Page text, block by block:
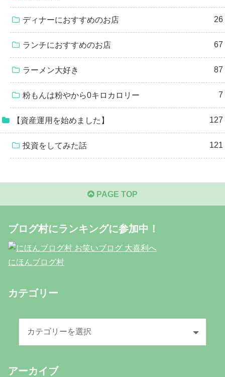
ディナーにおすすめのお店 26
ランチにおすすめのお店 67
ラーメン大好き 87
粉もんは粉やから0キロカロリー 7
【資産運用を始めました】 127
投資をしてみた話 121
PAGE TOP
ブログ村にランキングに参加中！
にほんブログ村
カテゴリー
アーカイブ